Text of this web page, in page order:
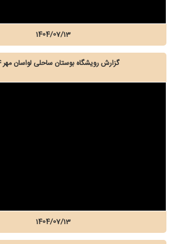
1404/07/13
گزارش رویشگاه بوستان ساحلی لواسان مهر 1404
1404/07/13